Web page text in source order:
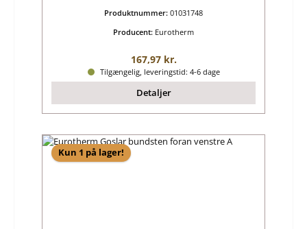
Produktnummer: 01031748
Producent: Eurotherm
Almindelig pris:
167,97 kr.
Tilgængelig, leveringstid: 4-6 dage
Detaljer
Kun 1 på lager!